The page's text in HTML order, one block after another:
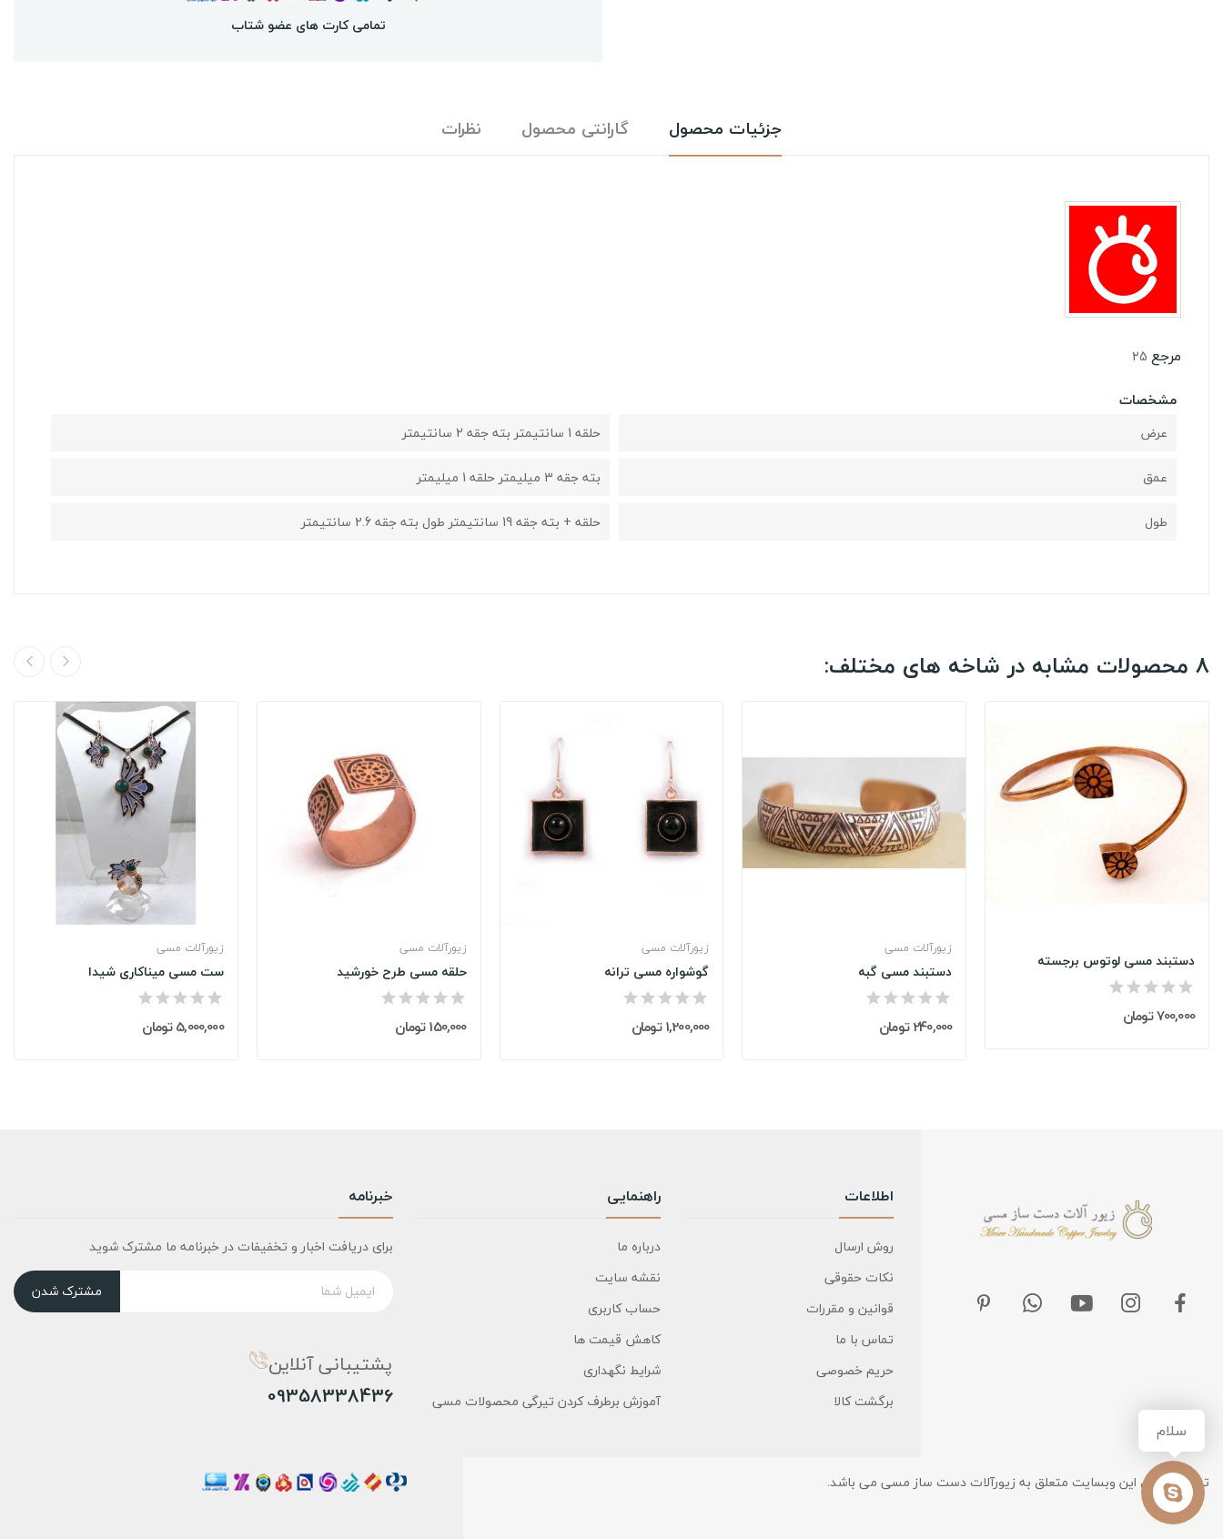
تمامی کارت های عضو شتاب
جزئیات محصول گارانتی محصول نظرات
مرجع 25
مشخصات
عرض
حلقه 1 سانتیمتر بته جقه 2 سانتیمتر
عمق
بته جقه 3 میلیمتر حلقه 1 میلیمتر
طول
حلقه + بته جقه 19 سانتیمتر طول بته جقه 2.6 سانتیمتر
8 محصولات مشابه در شاخه های مختلف:
زیورآلات مسی
ست مسی میناکاری شیدا
5,000,000 تومان
زیورآلات مسی
حلقه مسی طرح خورشید
150,000 تومان
زیورآلات مسی
گوشواره مسی ترانه
1,200,000 تومان
زیورآلات مسی
دستبند مسی گبه
240,000 تومان
دستبند مسی لوتوس برجسته
700,000 تومان
اطلاعات
روش ارسال
نکات حقوقی
قوانین و مقررات
تماس با ما
حریم خصوصی
برگشت کالا
راهنمایی
درباره ما
نقشه سایت
حساب کاربری
کاهش قیمت ها
شرایط نگهداری
آموزش برطرف کردن تیرگی محصولات مسی
خبرنامه
برای دریافت اخبار و تخفیفات در خبرنامه ما مشترک شوید
مشترک شدن
پشتیبانی آنلاین
09358338436
تمامی حقوق این وبسایت متعلق به زیورآلات دست ساز مسی می باشد.
سلام